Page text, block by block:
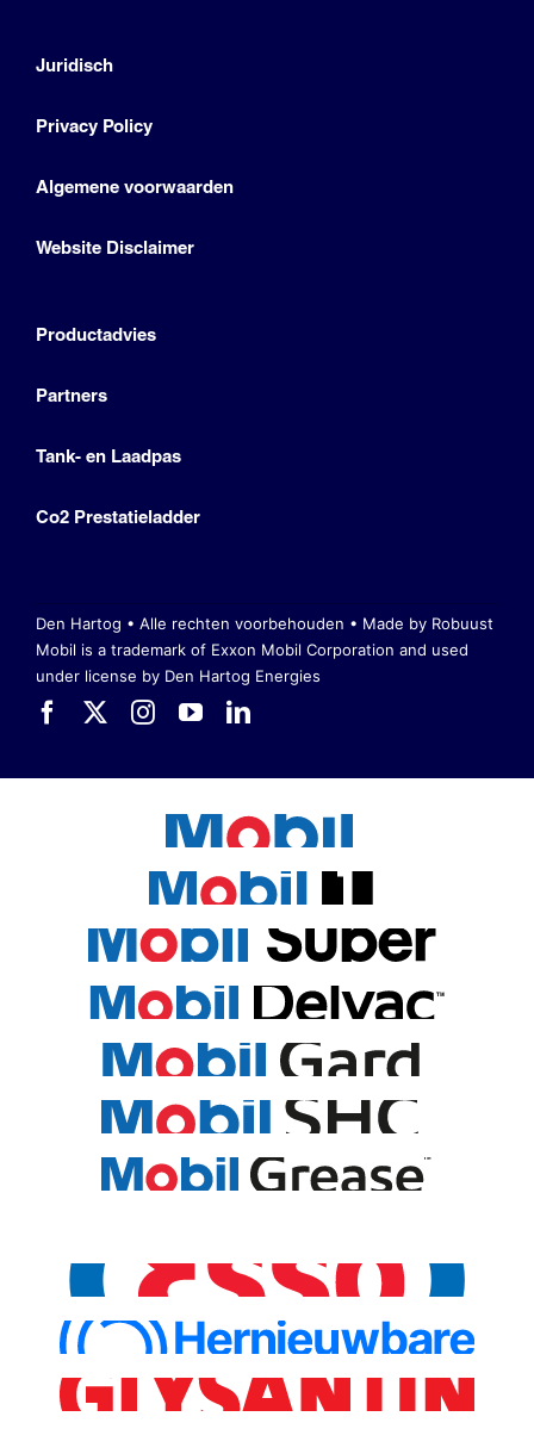
Juridisch
Privacy Policy
Algemene voorwaarden
Website Disclaimer
Productadvies
Partners
Tank- en Laadpas
Co2 Prestatieladder
Den Hartog • Alle rechten voorbehouden • Made by Robuust
Mobil is a trademark of Exxon Mobil Corporation and used
under license by Den Hartog Energies